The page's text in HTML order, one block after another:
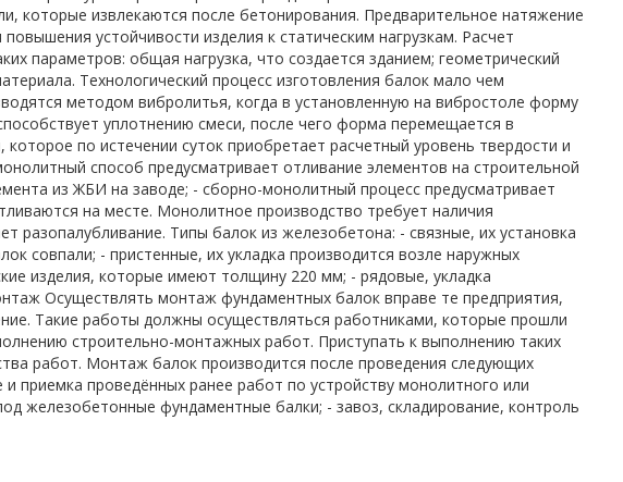
которые извлекаются после бетонирования. Предварительное натяжение
устойчивости изделия к статическим нагрузкам. Расчет
параметров: общая нагрузка, что создается зданием; геометрический
Технологический процесс изготовления балок мало чем
методом вибролитья, когда в установленную на вибростоле форму
уплотнению смеси, после чего форма перемещается в
по истечении суток приобретает расчетный уровень твердости и
способ предусматривает отливание элементов на строительной
из ЖБИ на заводе; - сборно-монолитный процесс предусматривает
на месте. Монолитное производство требует наличия
разопалубливание. Типы балок из железобетона: - связные, их установка
совпали; - пристенные, их укладка производится возле наружных
изделия, которые имеют толщину 220 мм; - рядовые, укладка
Осуществлять монтаж фундаментных балок вправе те предприятия,
Такие работы должны осуществляться работниками, которые прошли
строительно-монтажных работ. Приступать к выполнению таких
работ. Монтаж балок производится после проведения следующих
приемка проведённых ранее работ по устройству монолитного или
железобетонные фундаментные балки; - завоз, складирование, контроль